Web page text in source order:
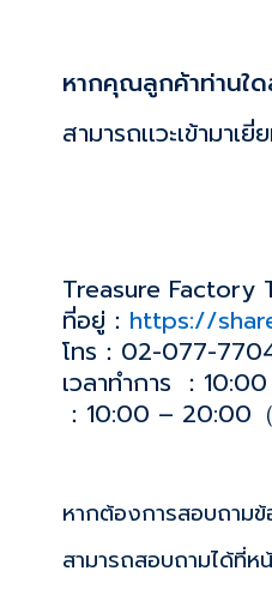
หากคุณลูกค้าท่านใด
สามารถเเวะเข้ามาเ
Treasure Factory
ที่อยู่： https://
โทร：02-077-
เวลาทำการ ：
：10:00 – 20:00
หากต้องการสอบถามข้
สามารถสอบถามได้ที่